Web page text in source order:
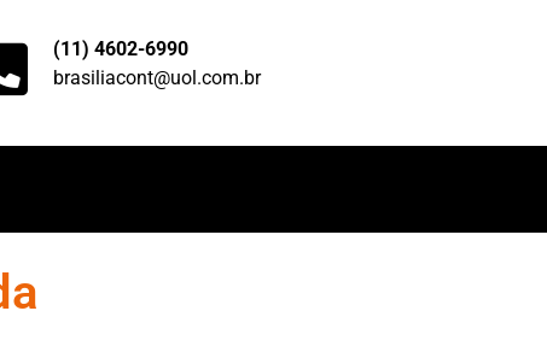
(11) 4602-6990
brasiliacont@uol.com.br